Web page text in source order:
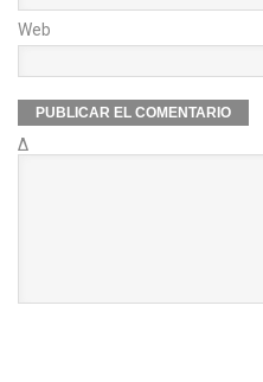
Web
Δ